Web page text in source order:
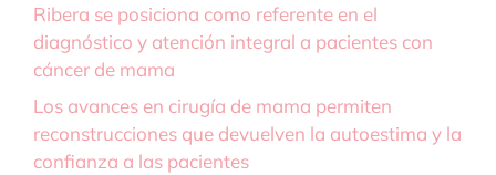
Ribera se posiciona como referente en el
diagnóstico y atención integral a pacientes con
cáncer de mama
Los avances en cirugía de mama permiten
reconstrucciones que devuelven la autoestima y la
confianza a las pacientes